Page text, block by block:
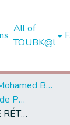
All of
TOUBK@l
Université Sidi Mohamed Ben Abdellah de Fès
Faculté de Médecine, de Pharmacie et de Médecine Dentaire - Fès
L'ENDOPYÉLOTOMIE RÉTROGRADE MONOPOLAIRE: Expérience Préliminaire Au Service d’urologie CHU Hassan II Fès (A propos de 06 cas)